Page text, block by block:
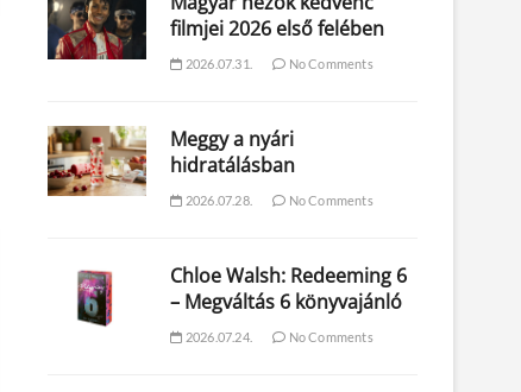
filmjei 2026 első felében
2026.07.31. No Comments
Meggy a nyári
hidratálásban
2026.07.28. No Comments
Chloe Walsh: Redeeming 6
– Megváltás 6 könyvajánló
2026.07.24. No Comments